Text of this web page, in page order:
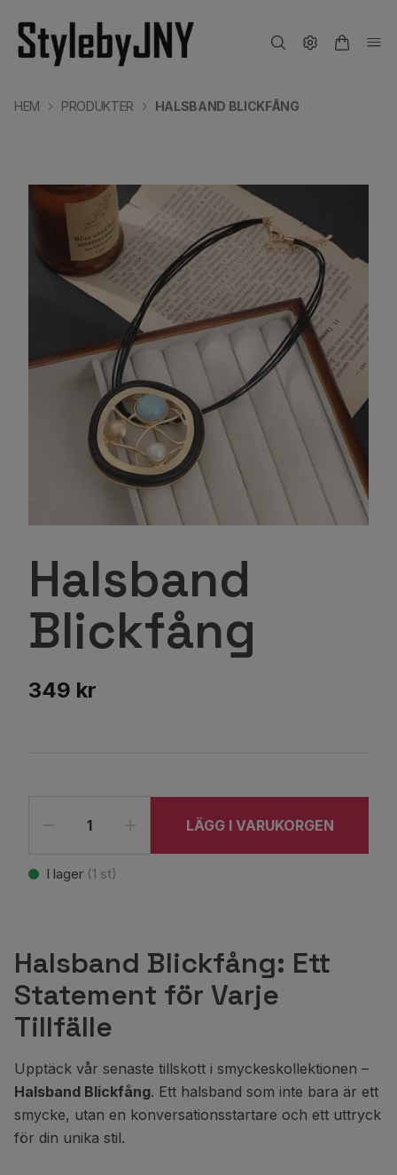
HEM PRODUKTER HALSBAND BLICKFÅNG
Halsband
Blickfång
349 kr
LÄGG I VARUKORGEN
I lager (1 st)
Halsband Blickfång: Ett
Statement för Varje
Tillfälle
Upptäck vår senaste tillskott i smyckeskollektionen –
Halsband Blickfång. Ett halsband som inte bara är ett
smycke, utan en konversationsstartare och ett uttryck
för din unika stil.